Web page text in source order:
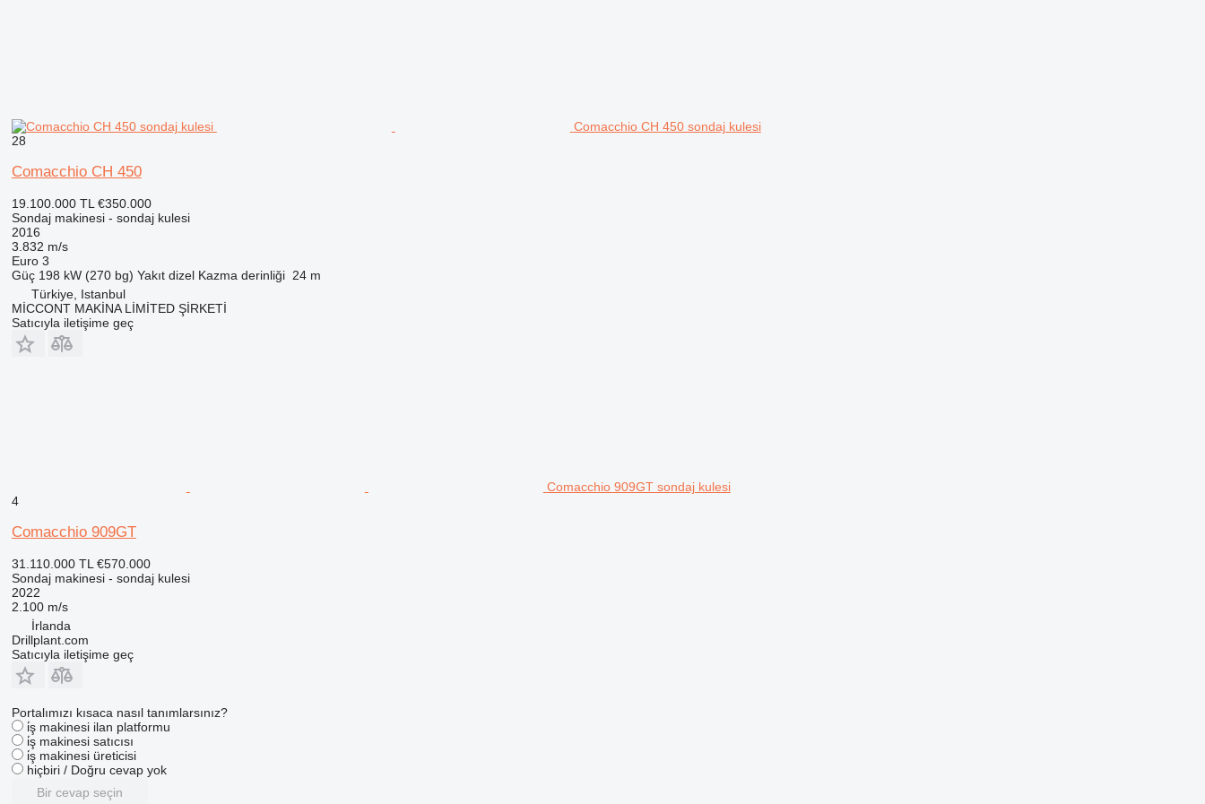
Comacchio CH 450 sondaj kulesi
28
Comacchio CH 450
19.100.000 TL €350.000
Sondaj makinesi - sondaj kulesi
2016
3.832 m/s
Euro 3
Güç 198 kW (270 bg) Yakıt dizel Kazma derinliği 24 m
Türkiye, Istanbul
MİCCONT MAKİNA LİMİTED ŞİRKETİ
Satıcıyla iletişime geç
Comacchio 909GT sondaj kulesi
4
Comacchio 909GT
31.110.000 TL €570.000
Sondaj makinesi - sondaj kulesi
2022
2.100 m/s
İrlanda
Drillplant.com
Satıcıyla iletişime geç
Portalımızı kısaca nasıl tanımlarsınız?
i̇ş makinesi ilan platformu
i̇ş makinesi satıcısı
i̇ş makinesi üreticisi
hiçbiri / Doğru cevap yok
Bir cevap seçin